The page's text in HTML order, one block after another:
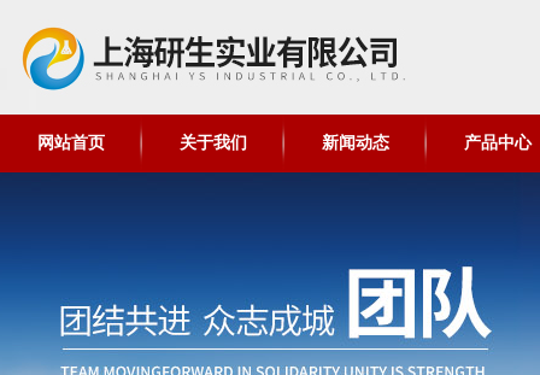
网站首页 关于我们 新闻动态 产品中心